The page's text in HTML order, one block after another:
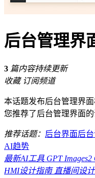
后台管理界
3 篇内容持续更新
收藏 订阅频道
本话题发布后台管理界
您推荐了后台管理界面
推荐话题： 后台界面后
AI趋势
最新AI工具 GPT Images2
HMI设计指南直播间设计